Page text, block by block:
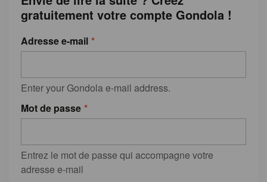
gratuitement votre compte Gondola !
Adresse e-mail
Enter your Gondola e-mail address.
Mot de passe
Entrez le mot de passe qui accompagne votre
adresse e-mail